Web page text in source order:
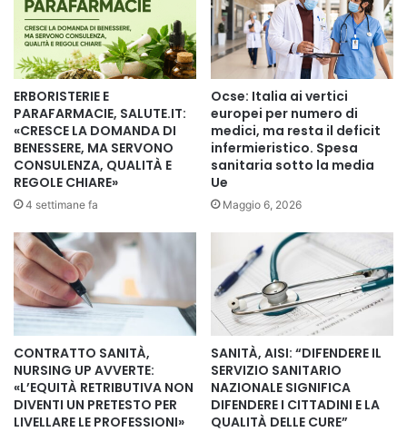
Per maggiori informazioni: Sito
Web:https://www.federanisap.net
Copy URL
ERBORISTERIE E
PARAFARMACIE, SALUTE.IT:
«CRESCE LA DOMANDA DI
BENESSERE, MA SERVONO
CONSULENZA, QUALITÀ E
REGOLE CHIARE»
4 settimane fa
Ocse: Italia ai vertici
europei per numero di
medici, ma resta il deficit
infermieristico. Spesa
sanitaria sotto la media
Ue
Maggio 6, 2026
CONTRATTO SANITÀ,
NURSING UP AVVERTE:
«L’EQUITÀ RETRIBUTIVA NON
DIVENTI UN PRETESTO PER
LIVELLARE LE PROFESSIONI»
SANITÀ, AISI: “DIFENDERE IL
SERVIZIO SANITARIO
NAZIONALE SIGNIFICA
DIFENDERE I CITTADINI E LA
QUALITÀ DELLE CURE”